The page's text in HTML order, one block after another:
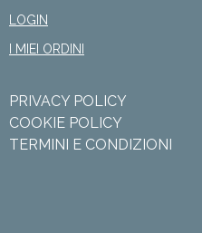
LOGIN
I MIEI ORDINI
PRIVACY POLICY
COOKIE POLICY
TERMINI E CONDIZIONI